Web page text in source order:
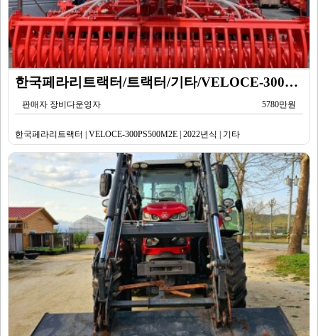
한국페라리트랙터/트랙터/기타/VELOCE-300PS500M2E/2022년식
판매자 장비다운영자 5780만원
한국페라리트랙터 | VELOCE-300PS500M2E | 2022년식 | 기타